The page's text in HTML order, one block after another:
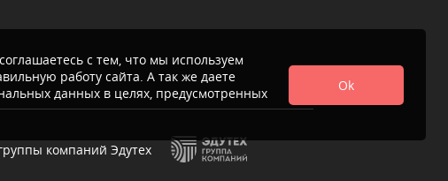
компаний Эдутех
с тем, что мы используем
работу сайта. А так же даете
данных в целях, предусмотренных
Ok